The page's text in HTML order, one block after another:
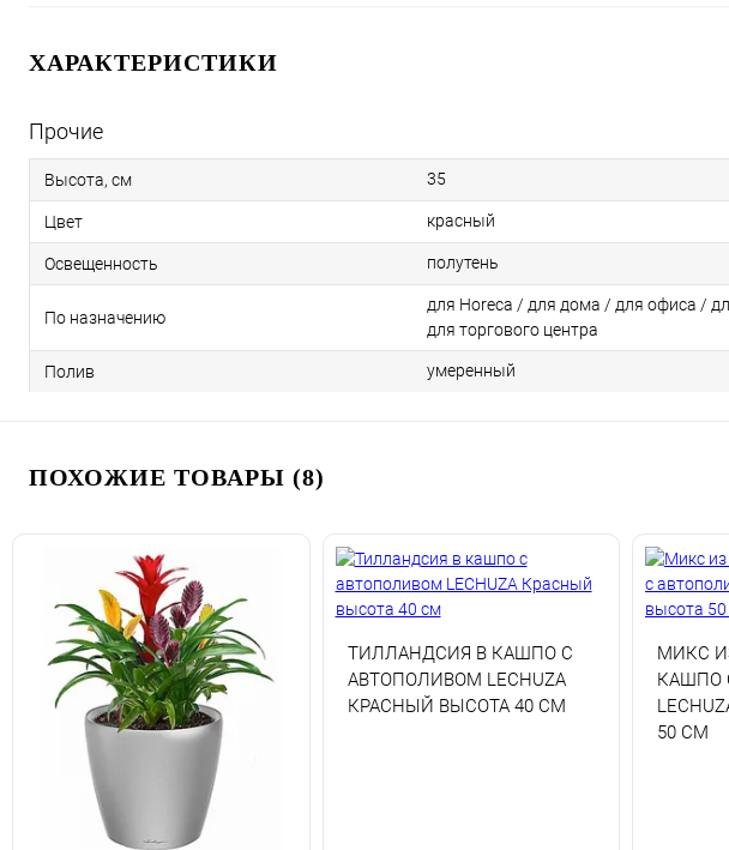
ХАРАКТЕРИСТИКИ
Прочие
Высота, см 35
Цвет красный
Освещенность полутень
По назначению
для Horeca / для дома / для офиса /
для торгового центра
Полив умеренный
ПОХОЖИЕ ТОВАРЫ (8)
ТИЛЛАНДСИЯ В КАШПО С
АВТОПОЛИВОМ LECHUZA
КРАСНЫЙ ВЫСОТА 40 СМ
МИКС
КАШПО
50 СМ